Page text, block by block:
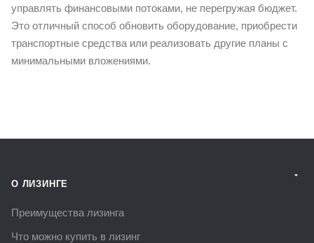
управлять финансовыми потоками, не перегружая бюджет.
Это отличный способ обновить оборудование, приобрести
транспортные средства или реализовать другие планы с
минимальными вложениями.
О ЛИЗИНГЕ
Преимущества лизинга
Что можно купить в лизинг